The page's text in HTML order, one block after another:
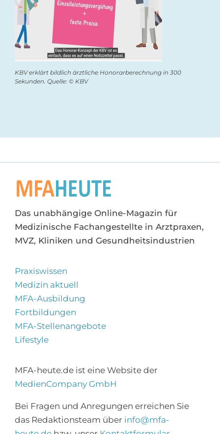
KBV erklärt bildlich ärztliche Honorarberechnung in 300
Sekunden. Quelle: © KBV
Das unabhängige Online-Magazin für
Medizinische Fachangestellte in Arztpraxen,
MVZ, Kliniken und Gesundheitsindustrien
Praxiswissen
Medizin aktuell
MFA-Ausbildung
Fortbildungen
MFA-Stellenangebote
Lifestyle
MFA-heute.de ist eine Website der
MedienCompany GmbH
Bei Fragen und Anregungen erreichen Sie
das Redaktionsteam über info@mfa-
Abonnieren Sie den
MFA-Newsletter!